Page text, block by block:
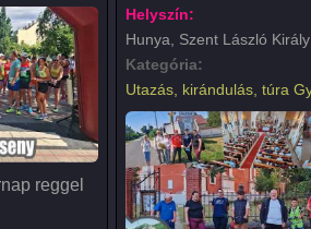
reggel
Helyszín:
Hunya, Szent László
Kategória:
Utazás, kirándulás, túra